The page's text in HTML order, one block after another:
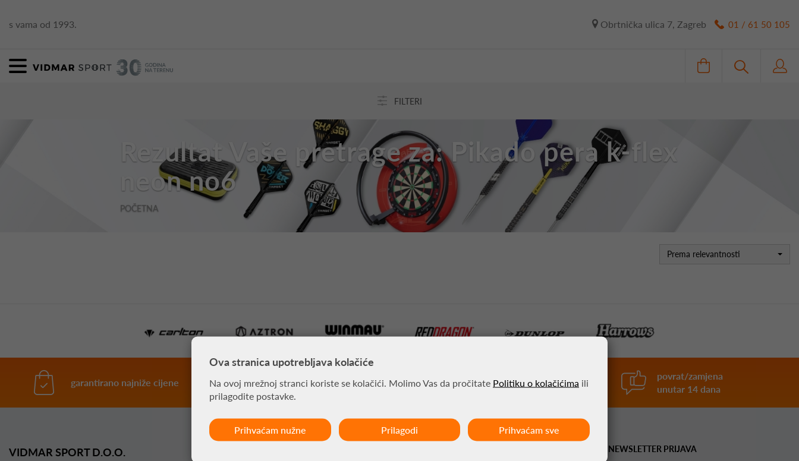
s vama od 1993. Obrtnička ulica 7, Zagreb 01 / 61 50 105
FILTERI
Rezultat Vaše pretrage za: Pikado pera k-flex
neon no6
POČETNA
Prema relevantnosti
garantirano najniže cijene
kupnju iznad €100
24/72h
povrat/zamjena
unutar 14 dana
VIDMAR SPORT D.O.O. NEWSLETTER PRIJAVA
Ova stranica upotrebljava kolačiće
Na ovoj mrežnoj stranci koriste se kolačići. Molimo Vas da pročitate Politiku o kolačićima ili
prilagodite postavke.
Prihvaćam nužne Prilagodi Prihvaćam sve